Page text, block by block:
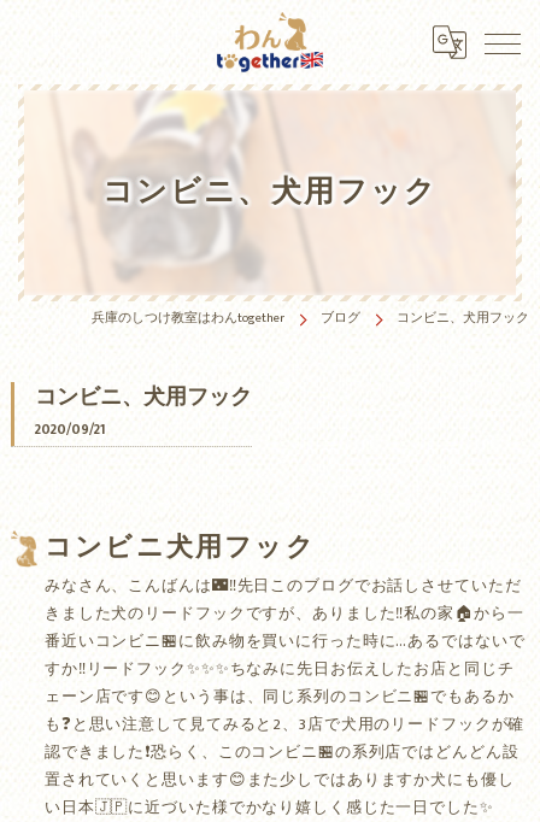
コンビニ、犬用フック
兵庫のしつけ教室はわんtogether ブログ コンビニ、犬用フック
コンビニ、犬用フック
2020/09/21
みなさん、こんばんは🌃‼️先日このブログでお話しさせていただ
きました犬のリードフックですが、ありました‼️私の家🏠から一
番近いコンビニ🏪に飲み物を買いに行った時に…あるではないで
すか‼️リードフック✨✨✨ちなみに先日お伝えしたお店と同じチ
ェーン店です😊という事は、同じ系列のコンビニ🏪でもあるか
も❓と思い注意して見てみると2、3店で犬用のリードフックが確
認できました❗️恐らく、このコンビニ🏪の系列店ではどんどん設
置されていくと思います😊また少しではありますか犬にも優し
い日本🇯🇵に近づいた様でかなり嬉しく感じた一日でした✨
コンビニ犬用フック